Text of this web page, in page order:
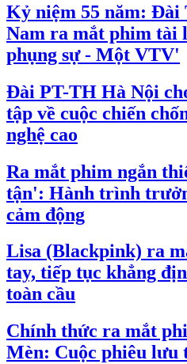
Kỷ niệm 55 năm: Đài
Nam ra mắt phim
phụng sự - Một VTV'
Đài PT-TH Hà Nội
tập về cuộc chiến
nghệ cao
Ra mắt phim ngắn
tận': Hành trình
cảm động
Lisa (Blackpink) ra
tay, tiếp tục khẳng
toàn cầu
Chính thức ra mắt
Mèn: Cuộc phiêu